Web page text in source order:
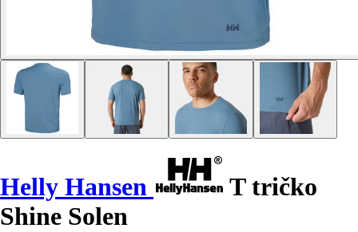
Helly Hansen
T tričko
Shine Solen